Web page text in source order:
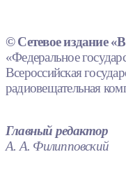
© Сетевое издание
«Федеральное
Всероссийская
радиовещательная
Главный редактор
А. А. Филипповский